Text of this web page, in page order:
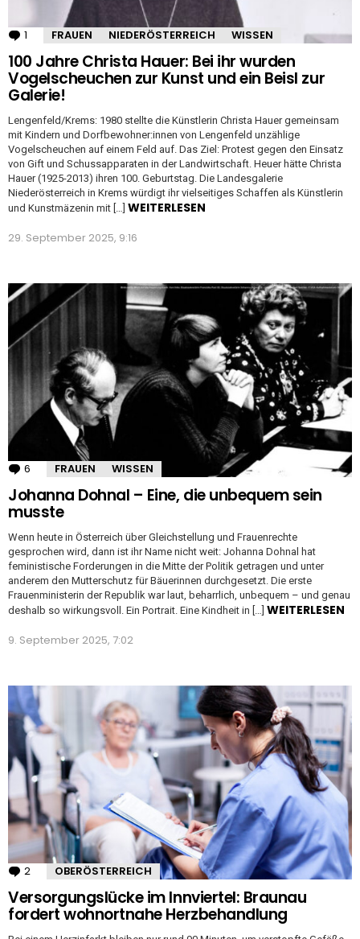
1 Kommentar
FRAUEN NIEDERÖSTERREICH WISSEN
100 Jahre Christa Hauer: Bei ihr wurden
Vogelscheuchen zur Kunst und ein Beisl zur
Galerie!
Lengenfeld/Krems: 1980 stellte die Künstlerin Christa Hauer gemeinsam
mit Kindern und Dorfbewohner:innen von Lengenfeld unzählige
Vogelscheuchen auf einem Feld auf. Das Ziel: Protest gegen den Einsatz
von Gift und Schussapparaten in der Landwirtschaft. Heuer hätte Christa
Hauer (1925-2013) ihren 100. Geburtstag. Die Landesgalerie
Niederösterreich in Krems würdigt ihr vielseitiges Schaffen als Künstlerin
und Kunstmäzenin mit […] WEITERLESEN
29. September 2025, 9:16
6 Kommentare
FRAUEN WISSEN
Johanna Dohnal – Eine, die unbequem sein
musste
Wenn heute in Österreich über Gleichstellung und Frauenrechte
gesprochen wird, dann ist ihr Name nicht weit: Johanna Dohnal hat
feministische Forderungen in die Mitte der Politik getragen und unter
anderem den Mutterschutz für Bäuerinnen durchgesetzt. Die erste
Frauenministerin der Republik war laut, beharrlich, unbequem – und genau
deshalb so wirkungsvoll. Ein Portrait. Eine Kindheit in […] WEITERLESEN
9. September 2025, 7:02
2 Kommentare
OBERÖSTERREICH
Versorgungslücke im Innviertel: Braunau
fordert wohnortnahe Herzbehandlung